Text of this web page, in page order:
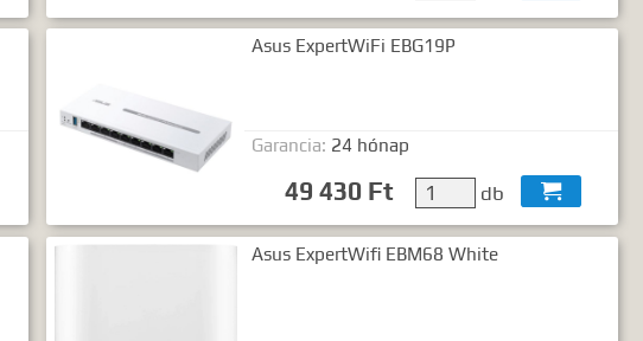
Asus ExpertWiFi EBG19P
Garancia: 24 hónap
49 430 Ft db 
Asus ExpertWifi EBM68 White